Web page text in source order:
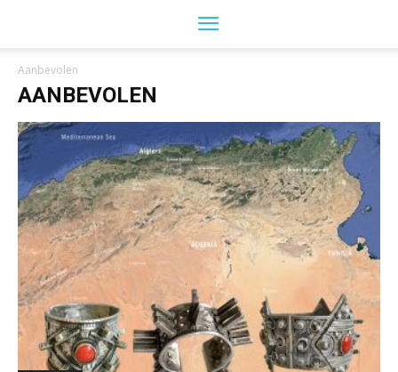
Aanbevolen
AANBEVOLEN